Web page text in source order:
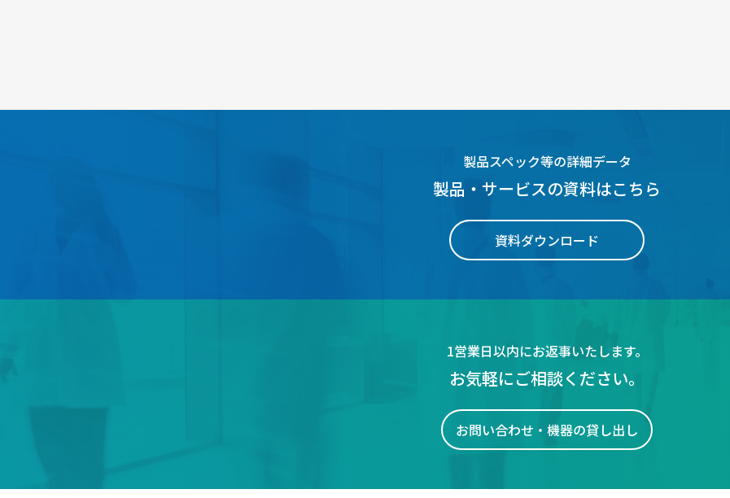
製品スペック等の詳細データ
製品・サービスの資料はこちら
資料ダウンロード
1営業日以内にお返事いたします。
お気軽にご相談ください。
お問い合わせ・機器の貸し出し